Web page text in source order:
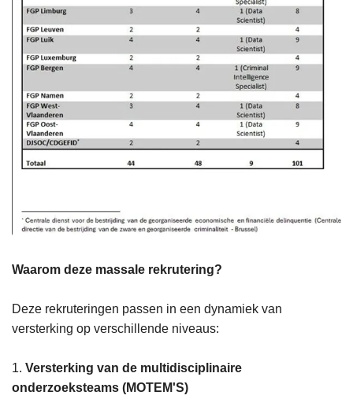
Waarom deze massale rekrutering?
Deze rekruteringen passen in een dynamiek van
versterking op verschillende niveaus:
1. Versterking van de multidisciplinaire
onderzoeksteams (MOTEM'S)